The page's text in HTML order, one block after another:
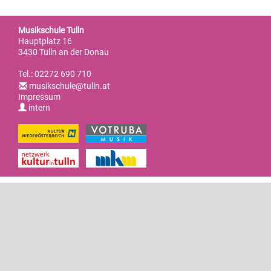
Gratulationen
Verschiedenes
Büro, Tarife, Formulare
Chor & Gesang
Lehrerinnen und Lehrer
Sekretariat
Elternverein
Reinigung
Filialen
Geschichte
Förderer & Links
Ensembles
Orchester
Bands
Schulkooperationen
Musikschule Tulln
Hauptplatz 16
3430 Tulln an der Donau
Tel.: 02272 690 710
musikschule@tulln.at
Impressum
intern